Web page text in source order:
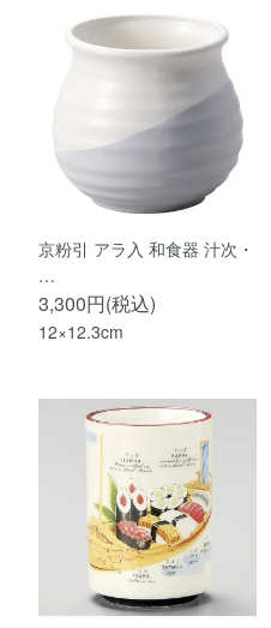
京粉引 アラ入 和食器 汁次・
…
3,300円(税込)
12×12.3cm